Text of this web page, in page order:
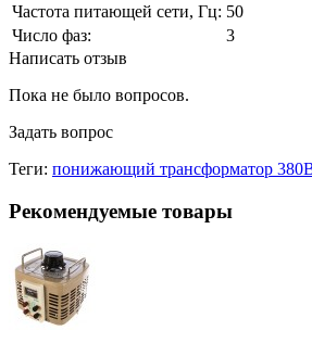
Частота питающей сети, Гц: 50
Число фаз:
3
Написать отзыв
Пока не было вопросов.
Задать вопрос
Теги: понижающий трансформатор
Рекомендуемые товары